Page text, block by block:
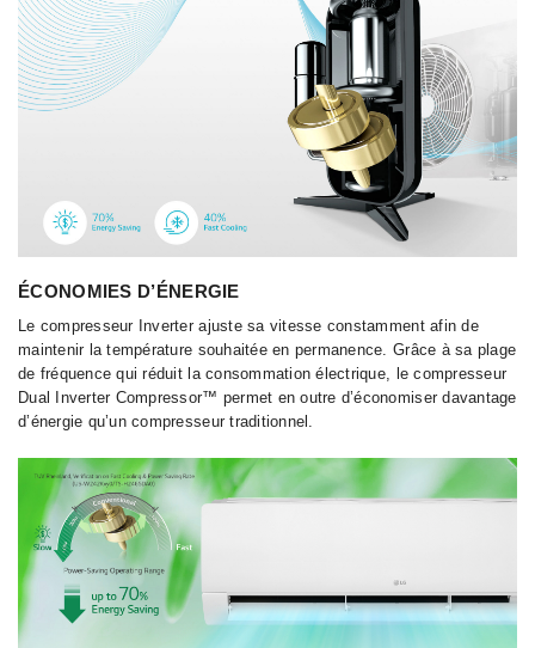
ÉCONOMIES D’ÉNERGIE
Le compresseur Inverter ajuste sa vitesse constamment afin de
maintenir la température souhaitée en permanence. Grâce à sa plage
de fréquence qui réduit la consommation électrique, le compresseur
Dual Inverter Compressor™ permet en outre d’économiser davantage
d’énergie qu’un compresseur traditionnel.